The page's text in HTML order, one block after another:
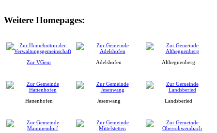
Weitere Homepages:
Zur VGem Adelshofen Althegnenberg
Hattenhofen Jesenwang Landsberied